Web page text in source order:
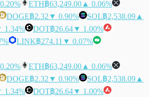
ETH฿63,249.00 ▲ 0.06%
DOGE฿2.32 ▼ 0.90% SOL฿2,538.09 ▲
1.34% DOT฿26.64▼ 1.00%
LINK฿274.11 ▼ 0.07%
ETH฿63,249.00 ▲ 0.06%
DOGE฿2.32 ▼ 0.90% SOL฿2,538.09 ▲
1.34% DOT฿26.64▼ 1.00%